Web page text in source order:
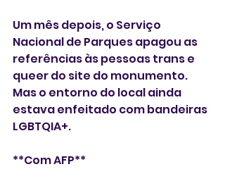
Um mês depois, o Serviço
Nacional de Parques apagou as
referências às pessoas trans e
queer do site do monumento.
Mas o entorno do local ainda
estava enfeitado com bandeiras
LGBTQIA+.
**Com AFP**